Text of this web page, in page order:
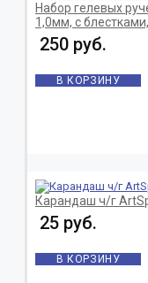
Набор гелевых
1,0мм, с
250 руб.
В КОРЗИНУ
Карандаш ч/г
25 руб.
В КОРЗИНУ